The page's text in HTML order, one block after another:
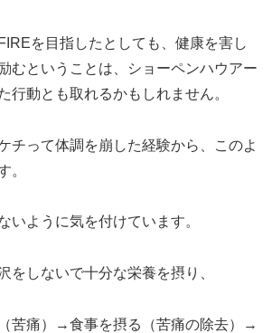
を目指したとしても、健康を害し
むということは、ショーペンハウアー
行動とも取れるかもしれません。
チって体調を崩した経験から、このよ
。
いように気を付けています。
をしないで十分な栄養を摂り、
苦痛）→食事を摂る（苦痛の除去）→